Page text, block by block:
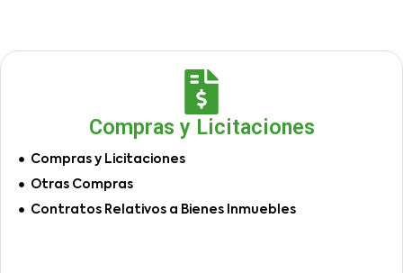
Compras y Licitaciones
Compras y Licitaciones
Otras Compras
Contratos Relativos a Bienes Inmuebles